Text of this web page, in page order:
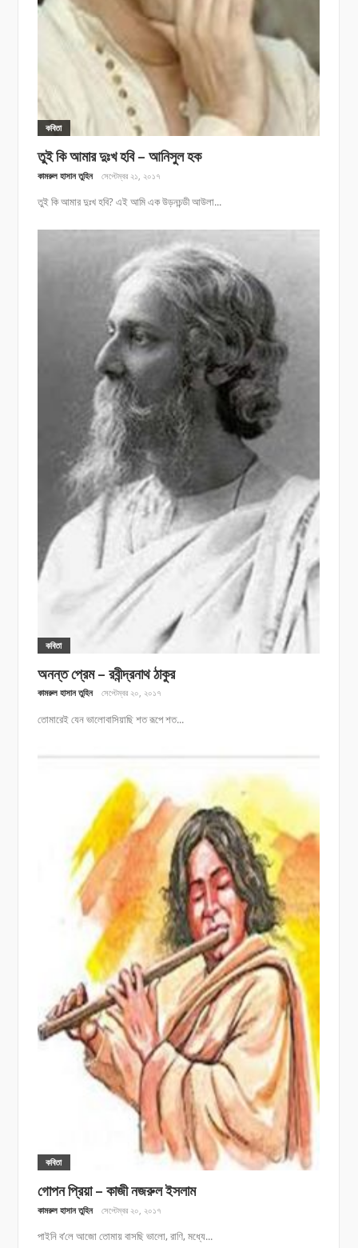
কবিতা
তুই কি আমার দুঃখ হবি – আনিসুল হক
কামরুল হাসান তুহিন সেপ্টেম্বর ২১, ২০১৭
তুই কি আমার দুঃখ হবি? এই আমি এক উড়নচন্ডী আউলা...
কবিতা
অনন্ত প্রেম – রবীন্দ্রনাথ ঠাকুর
কামরুল হাসান তুহিন সেপ্টেম্বর ২০, ২০১৭
তোমারেই যেন ভালোবাসিয়াছি শত রূপে শত...
কবিতা
গোপন প্রিয়া – কাজী নজরুল ইসলাম
কামরুল হাসান তুহিন সেপ্টেম্বর ২০, ২০১৭
পাইনি ব’লে আজো তোমায় বাসছি ভালো, রাণি, মধ্যে...